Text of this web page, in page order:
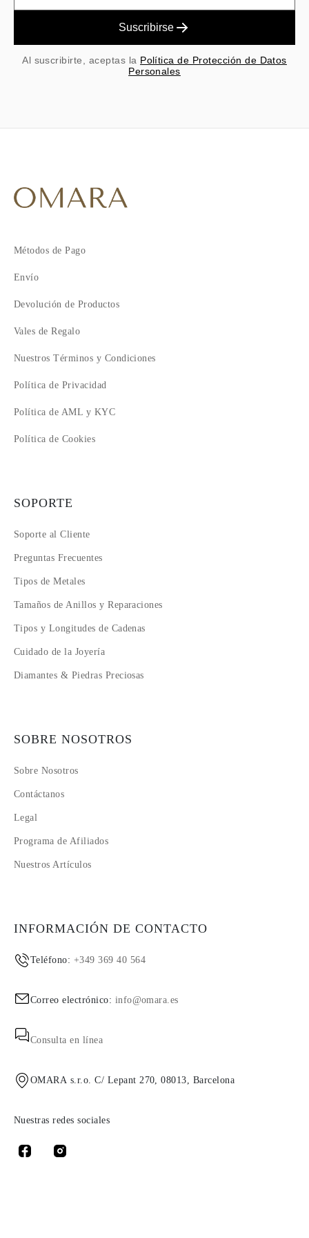
Suscribirse
Al suscribirte, aceptas la Política de Protección de Datos
Personales
Métodos de Pago
Envío
Devolución de Productos
Vales de Regalo
Nuestros Términos y Condiciones
Política de Privacidad
Política de AML y KYC
Política de Cookies
SOPORTE
Soporte al Cliente
Preguntas Frecuentes
Tipos de Metales
Tamaños de Anillos y Reparaciones
Tipos y Longitudes de Cadenas
Cuidado de la Joyería
Diamantes & Piedras Preciosas
SOBRE NOSOTROS
Sobre Nosotros
Contáctanos
Legal
Programa de Afiliados
Nuestros Artículos
INFORMACIÓN DE CONTACTO
Teléfono: +349 369 40 564
Correo electrónico: info@omara.es
Consulta en línea
OMARA s.r.o. C/ Lepant 270, 08013, Barcelona
Nuestras redes sociales